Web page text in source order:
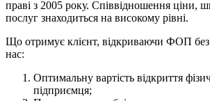
Юридична компанія “CENAT” працює в
послуг знаходиться на високому рівні.
нас: